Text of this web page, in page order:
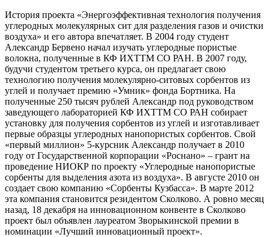
История проекта «Энергоэффективная технология получения
углеродных молекулярных сит для разделения газов и очистки
воздуха» и его автора впечатляет. В 2004 году студент
Александр Бервено начал изучать углеродные пористые
волокна, полученные в КФ ИХТТМ СО РАН. В 2007 году,
будучи студентом третьего курса, он предлагает свою
технологию получения молекулярно-ситовых сорбентов из
углей и получает премию «Умник» фонда Бортника. На
полученные 250 тысяч рублей Александр под руководством
заведующего лабораторией КФ ИХТТМ СО РАН собирает
установку для получения сорбентов из углей и изготавливает
первые образцы углеродных нанопористых сорбентов. Свой
«первый миллион» 5-курсник Александр получает в 2010
году от Государственной корпорации «Роснано» – грант на
проведение НИОКР по проекту «Углеродные нанопористые
сорбенты для выделения азота из воздуха». В августе 2010 он
создает свою компанию «Сорбенты Кузбасса». В марте 2012
эта компания становится резидентом Сколково. А ровно месяц
назад, 18 декабря на инновационном конвенте в Сколково
проект был объявлен лауреатом Зворыкинской премии в
номинации «Лучший инновационный проект».